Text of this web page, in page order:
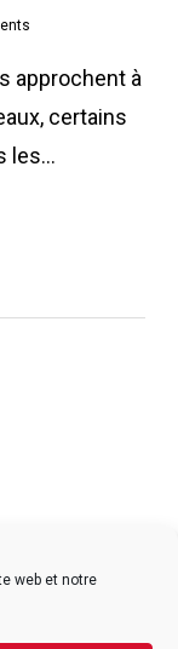
web et notre
approchent à
certains
les…